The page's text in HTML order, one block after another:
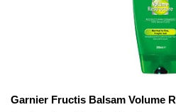
Garnier Fructis Balsam Volume